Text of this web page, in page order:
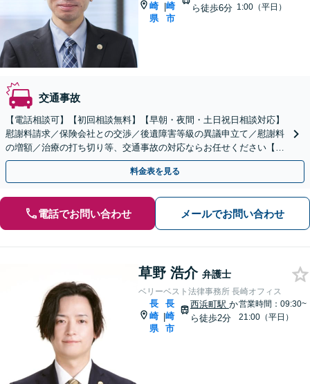
崎
県
|崎
市
ら徒歩6分 1:00（平日）
交通事故
【電話相談可】【初回相談無料】【早朝・夜間・土日祝日相談対応】
慰謝料請求／保険会社との交渉／後遺障害等級の異議申立て／慰謝料
の増額／治療の打ち切り等、交通事故の対応ならお任せください【交
通事故に強い弁護士】弁護士特約利用可【カード払い可】
料金表を見る
電話でお問い合わせ メールでお問い合わせ
草野 浩介 弁護士
ベリーベスト法律事務所 長崎オフィス
長
崎
県
|
長
崎
市
西浜町駅 か
ら徒歩2分
営業時間：09:30~
21:00（平日）